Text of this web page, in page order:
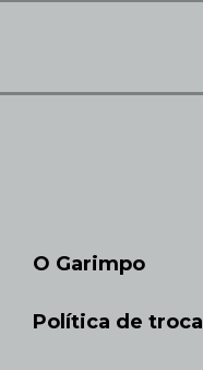
O Garimpo
Política de troca